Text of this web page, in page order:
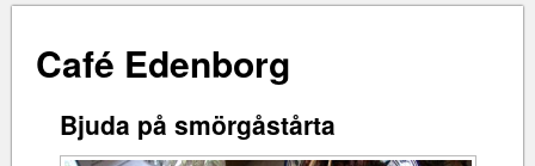
Café Edenborg
Bjuda på smörgåstårta